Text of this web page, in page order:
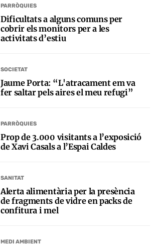
PARRÒQUIES
Dificultats a alguns comuns per
cobrir els monitors per a les
activitats d’estiu
SOCIETAT
Jaume Porta: “L'atracament em va
fer saltar pels aires el meu refugi”
PARRÒQUIES
Prop de 3.000 visitants a l’exposició
de Xavi Casals a l’Espai Caldes
SANITAT
Alerta alimentària per la presència
de fragments de vidre en packs de
confitura i mel
MEDI AMBIENT